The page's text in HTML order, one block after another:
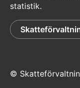
statistik.
©